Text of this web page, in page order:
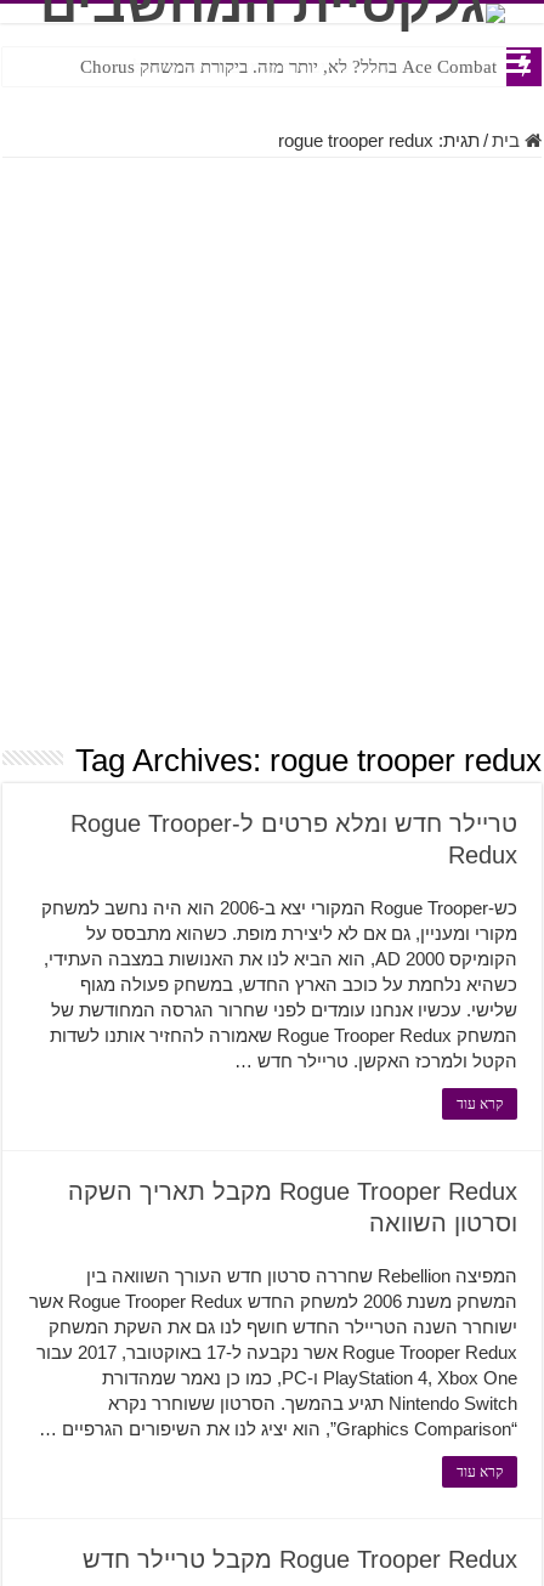
Ace Combat בחלל? לא, יותר מזה. ביקורת המשחק Chorus
Steven Universe והשירים שתורגמו בצורה נוראית לעברית
בית/תגית: rogue trooper redux
Tag Archives: rogue trooper redux
טריילר חדש ומלא פרטים ל-Rogue Trooper
Redux
כש-Rogue Trooper המקורי יצא ב-2006 הוא היה נחשב למשחק
מקורי ומעניין, גם אם לא ליצירת מופת. כשהוא מתבסס על
הקומיקס 2000 AD, הוא הביא לנו את האנושות במצבה העתידי,
כשהיא נלחמת על כוכב הארץ החדש, במשחק פעולה מגוף
שלישי. עכשיו אנחנו עומדים לפני שחרור הגרסה המחודשת של
המשחק Rogue Trooper Redux שאמורה להחזיר אותנו לשדות
הקטל ולמרכז האקשן. טריילר חדש …
קרא עוד
Rogue Trooper Redux מקבל תאריך השקה
וסרטון השוואה
המפיצה Rebellion שחררה סרטון חדש העורך השוואה בין
המשחק משנת 2006 למשחק החדש Rogue Trooper Redux אשר
ישוחרר השנה הטריילר החדש חושף לנו גם את השקת המשחק
Rogue Trooper Redux אשר נקבעה ל-17 באוקטובר, 2017 עבור
PlayStation 4, Xbox One ו-PC, כמו כן נאמר שמהדורת
Nintendo Switch תגיע בהמשך. הסרטון ששוחרר נקרא
“Graphics Comparison”, הוא יציג לנו את השיפורים הגרפיים …
קרא עוד
Rogue Trooper Redux מקבל טריילר חדש